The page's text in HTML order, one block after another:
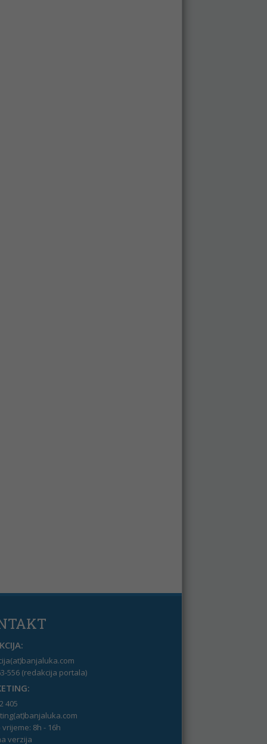
556 (redakcija portala)
405
vrijeme: 8h - 16h
verzija